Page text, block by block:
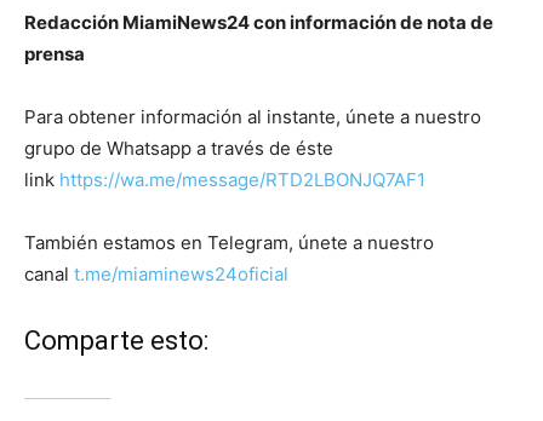
Redacción MiamiNews24 con información de nota de
prensa
Para obtener información al instante, únete a nuestro
grupo de Whatsapp a través de éste
link https://wa.me/message/RTD2LBONJQ7AF1
También estamos en Telegram, únete a nuestro
canal t.me/miaminews24oficial
Comparte esto: